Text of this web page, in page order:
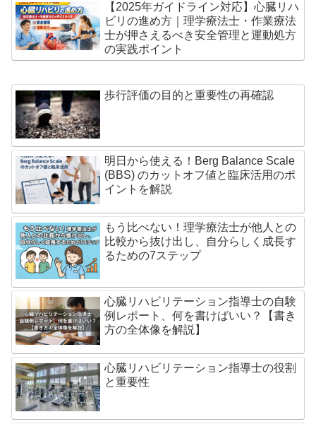
【2025年ガイドライン対応】心臓リハ
ビリの進め方｜理学療法士・作業療法
士が押さえるべき安全管理と運動処方
の実践ポイント
歩行評価の目的と重要性の再確認
明日から使える！Berg Balance Scale
(BBS) のカットオフ値と臨床活用のポ
イントを解説
もう比べない！理学療法士が他人との
比較から抜け出し、自分らしく成長す
るための7ステップ
心臓リハビリテーション指導士の自験
例レポート、何を書けばいい？【書き
方の全体像を解説】
心臓リハビリテーション指導士の役割
と重要性